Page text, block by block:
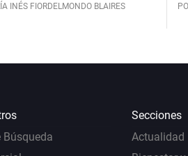
INÉS FIORDELMONDO BLAIRES
Búsqueda
Secciones
Actualidad